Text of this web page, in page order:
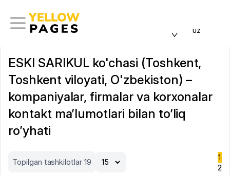
uz
ESKI SARIKUL ko'chasi (Toshkent,
Toshkent viloyati, O'zbekiston) –
kompaniyalar, firmalar va korxonalar
kontakt ma’lumotlari bilan to’liq
ro’yhati
Topilgan tashkilotlar 19
1
2